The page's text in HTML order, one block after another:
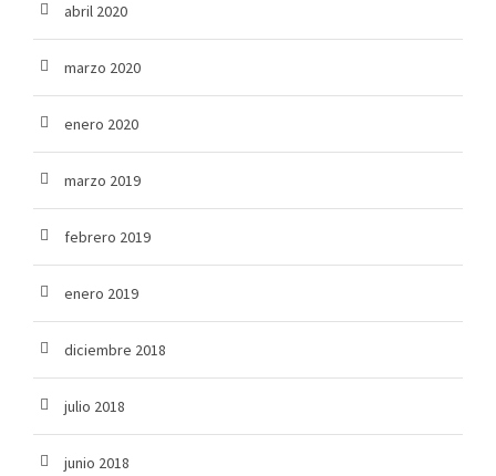
abril 2020
marzo 2020
enero 2020
marzo 2019
febrero 2019
enero 2019
diciembre 2018
julio 2018
junio 2018